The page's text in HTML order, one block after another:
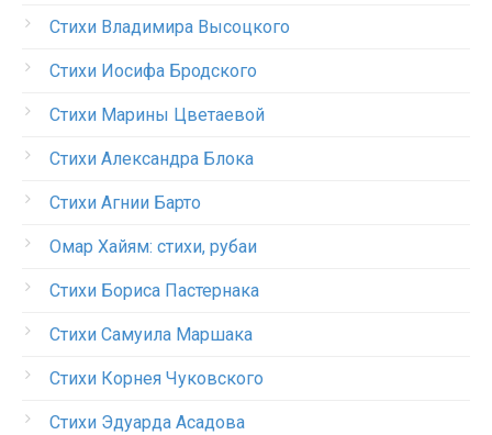
Стихи Владимира Высоцкого
Стихи Иосифа Бродского
Стихи Марины Цветаевой
Стихи Александра Блока
Стихи Агнии Барто
Омар Хайям: стихи, рубаи
Стихи Бориса Пастернака
Стихи Самуила Маршака
Стихи Корнея Чуковского
Стихи Эдуарда Асадова